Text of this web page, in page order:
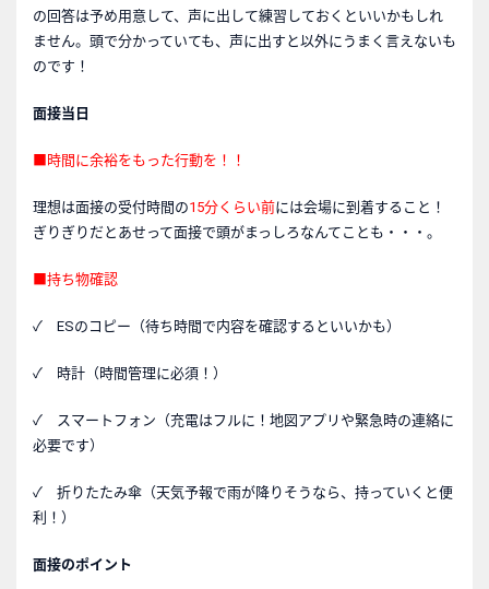
の回答は予め用意して、声に出して練習しておくといいかもしれ
ません。頭で分かっていても、声に出すと以外にうまく言えないも
のです！
面接当日
■時間に余裕をもった行動を！！
理想は面接の受付時間の15分くらい前には会場に到着すること！
ぎりぎりだとあせって面接で頭がまっしろなんてことも・・・。
■持ち物確認
✓ ESのコピー（待ち時間で内容を確認するといいかも）
✓ 時計（時間管理に必須！）
✓ スマートフォン（充電はフルに！地図アプリや緊急時の連絡に
必要です）
✓ 折りたたみ傘（天気予報で雨が降りそうなら、持っていくと便
利！）
面接のポイント